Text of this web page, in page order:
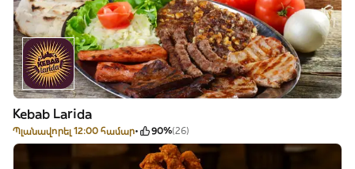
Kebab Larida
Պլանավորել 12:00 համար 90%(26)